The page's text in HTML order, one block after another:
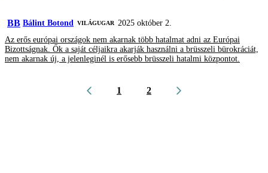
BB Bálint Botond VILÁGUGAR 2025 október 2.
Az erős európai országok nem akarnak több hatalmat adni az Európai
Bizottságnak. Ők a saját céljaikra akarják használni a brüsszeli bürokráciát,
nem akarnak új, a jelenleginél is erősebb brüsszeli hatalmi központot.
1 2